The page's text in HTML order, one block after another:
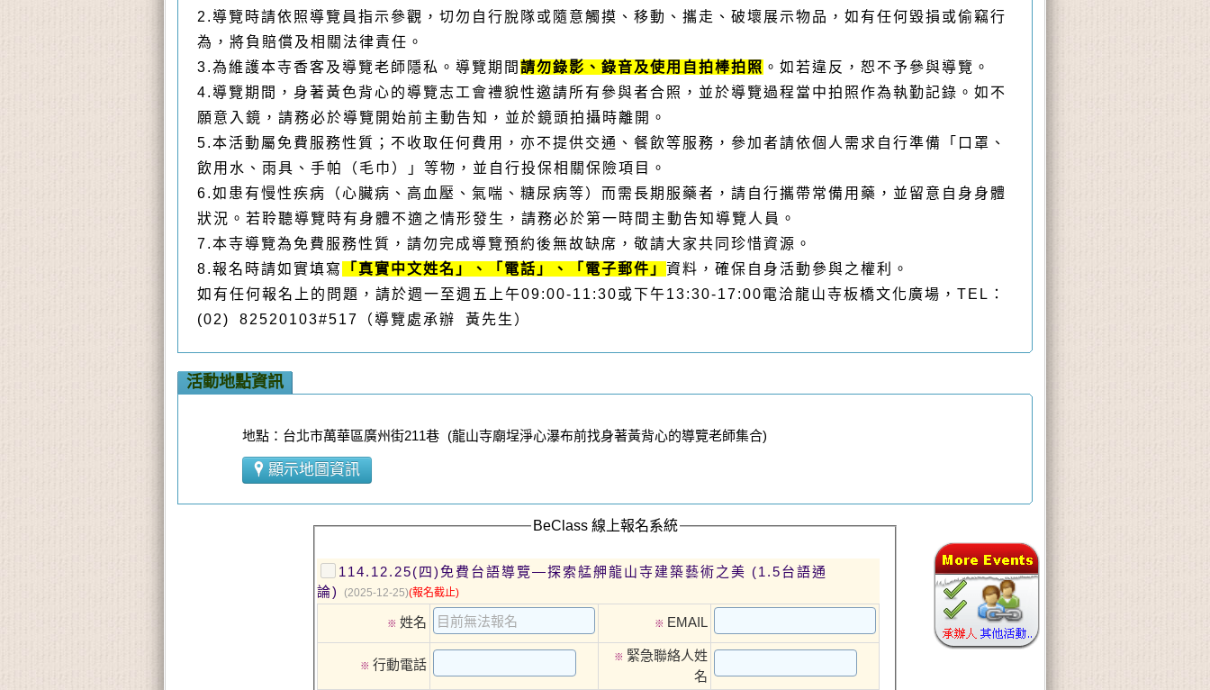
2.導覽時請依照導覽員指示參觀，切勿自行脫隊或隨意觸摸、移動、攜走、破壞展示物品，如有任何毀損或偷竊行
為，將負賠償及相關法律責任。
3.為維護本寺香客及導覽老師隱私。導覽期間 請勿錄影、錄音及使用自拍棒拍照 。如若違反，恕不予參與導覽。
4.導覽期間，身著黃色背心的導覽志工會禮貌性邀請所有參與者合照，並於導覽過程當中拍照作為執勤記錄。如不
願意入鏡，請務必於導覽開始前主動告知，並於鏡頭拍攝時離開。
5.本活動屬免費服務性質；不收取任何費用，亦不提供交通、餐飲等服務，參加者請依個人需求自行準備「口罩、
飲用水、雨具、手帕（毛巾）」等物，並自行投保相關保險項目。
6.如患有慢性疾病（心臟病、高血壓、氣喘、糖尿病等）而需長期服藥者，請自行攜帶常備用藥，並留意自身身體
狀況。若聆聽導覽時有身體不適之情形發生，請務必於第一時間主動告知導覽人員。
7.本寺導覽為免費服務性質，請勿完成導覽預約後無故缺席，敬請大家共同珍惜資源。
8.報名時請如實填寫
「真實中文姓名」、「電話」、「電子郵件」 資料，確保自身活動參與之權利。
如有任何報名上的問題，請於週一至週五上午09:00-11:30或下午13:30-17:00電洽龍山寺板橋文化廣場，TEL：
(02) 82520103#517（導覽處承辦 黃先生）
活動地點資訊
地點：台北市萬華區廣州街211巷 (龍山寺廟埕淨心瀑布前找身著黃背心的導覽老師集合)
顯示地圖資訊
BeClass 線上報名系統
114.12.25(四)免費台語導覽—探索艋舺龍山寺建築藝術之美 (1.5台語通
論)
(2025-12-25)(報名截止)
※ 姓名 ※ EMAIL
※ 行動電話 ※ 緊急聯絡人姓
名